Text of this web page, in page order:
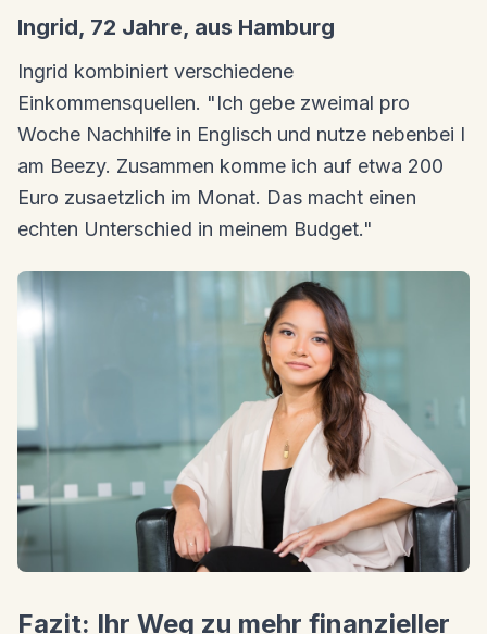
Ingrid, 72 Jahre, aus Hamburg
Ingrid kombiniert verschiedene
Einkommensquellen. "Ich gebe zweimal pro
Woche Nachhilfe in Englisch und nutze nebenbei I
am Beezy. Zusammen komme ich auf etwa 200
Euro zusaetzlich im Monat. Das macht einen
echten Unterschied in meinem Budget."
Fazit: Ihr Weg zu mehr finanzieller